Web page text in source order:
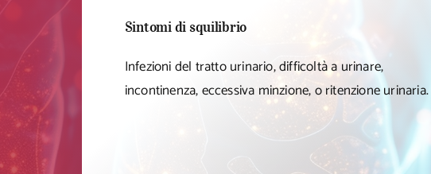
Sintomi di squilibrio
Infezioni del tratto urinario, difficoltà a urinare,
incontinenza, eccessiva minzione, o ritenzione urinaria.